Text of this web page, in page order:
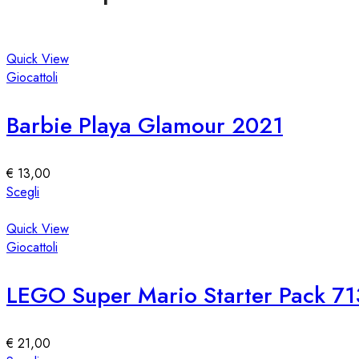
Quick View
Giocattoli
Barbie Playa Glamour 2021
€ 13,00
Scegli
ha
più
Le
opzioni
essere
Quick View
Giocattoli
LEGO Super Mario Starter Pack
€ 21,00